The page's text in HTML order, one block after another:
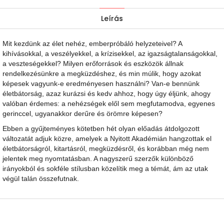
Leírás
Mit kezdünk az élet nehéz, emberpróbáló helyzeteivel? A
kihívásokkal, a veszélyekkel, a krízisekkel, az igazságtalanságokkal,
a veszteségekkel? Milyen erőforrások és eszközök állnak
rendelkezésünkre a megküzdéshez, és min múlik, hogy azokat
képesek vagyunk-e eredményesen használni? Van-e bennünk
életbátorság, azaz kurázsi és kedv ahhoz, hogy úgy éljünk, ahogy
valóban érdemes: a nehézségek elől sem megfutamodva, egyenes
gerinccel, ugyanakkor derűre és örömre képesen?
Ebben a gyűjteményes kötetben hét olyan előadás átdolgozott
változatát adjuk közre, amelyek a Nyitott Akadémián hangzottak el
életbátorságról, kitartásról, megküzdésről, és korábban még nem
jelentek meg nyomtatásban. A nagyszerű szerzők különböző
irányokból és sokféle stílusban közelítik meg a témát, ám az utak
végül talán összefutnak.
L